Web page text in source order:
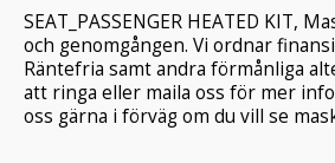
SEAT_PASSENGER HEATED KIT,
och genomgången. Vi ordnar
Räntefria samt andra förmånliga
att ringa eller maila oss för mer
oss gärna i förväg om du vill se